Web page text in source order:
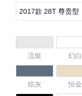
2017款 28T 尊贵型
流银 幻白
炫灰 恒金